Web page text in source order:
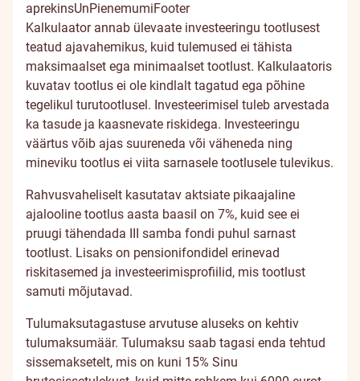
aprekinsUnPienemumiFooter
Kalkulaator annab ülevaate investeeringu tootlusest
teatud ajavahemikus, kuid tulemused ei tähista
maksimaalset ega minimaalset tootlust. Kalkulaatoris
kuvatav tootlus ei ole kindlalt tagatud ega põhine
tegelikul turutootlusel. Investeerimisel tuleb arvestada
ka tasude ja kaasnevate riskidega. Investeeringu
väärtus võib ajas suureneda või väheneda ning
mineviku tootlus ei viita sarnasele tootlusele tulevikus.
Rahvusvaheliselt kasutatav aktsiate pikaajaline
ajalooline tootlus aasta baasil on 7%, kuid see ei
pruugi tähendada III samba fondi puhul sarnast
tootlust. Lisaks on pensionifondidel erinevad
riskitasemed ja investeerimisprofiilid, mis tootlust
samuti mõjutavad.
Tulumaksutagastuse arvutuse aluseks on kehtiv
tulumaksumäär. Tulumaksu saab tagasi enda tehtud
sissemaksetelt, mis on kuni 15% Sinu